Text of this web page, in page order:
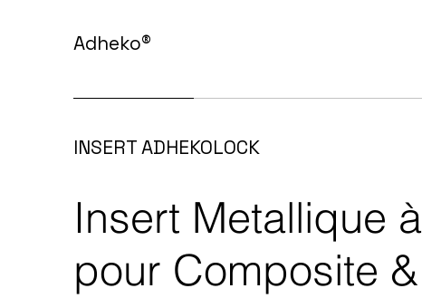
Adheko®
INSERT ADHEKOLOCK
Insert Metallique
pour Composite